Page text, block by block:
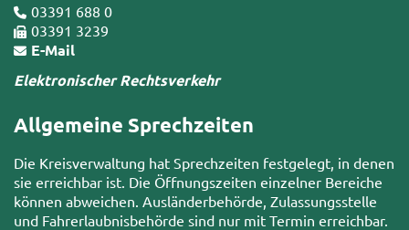
03391 688 0
03391 3239
E-Mail
Elektronischer Rechtsverkehr
Allgemeine Sprechzeiten
Die Kreisverwaltung hat Sprechzeiten festgelegt, in denen
sie erreichbar ist. Die Öffnungszeiten einzelner Bereiche
können abweichen. Ausländerbehörde, Zulassungsstelle
und Fahrerlaubnisbehörde sind nur mit Termin erreichbar.